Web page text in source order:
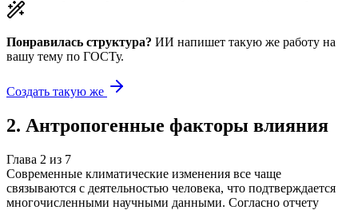
Понравилась структура? ИИ напишет такую же работу на
вашу тему по ГОСТу.
Создать такую же
2. Антропогенные факторы влияния
Глава 2 из 7
Современные климатические изменения все чаще
связываются с деятельностью человека, что подтверждается
многочисленными научными данными. Согласно отчету